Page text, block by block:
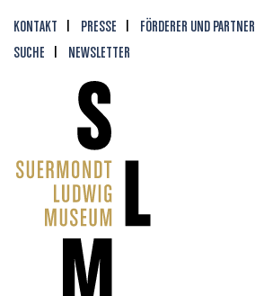
KONTAKT PRESSE
FÖRDERER UND PARTNER
SUCHE
NEWSLETTER